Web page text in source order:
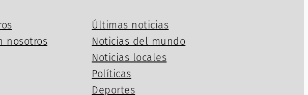
nosotros
Últimas noticias
Noticias del mundo
Noticias locales
Políticas
Deportes